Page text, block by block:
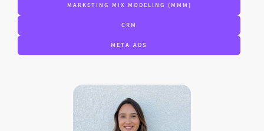
MARKETING MIX MODELING (MMM)
CRM
META ADS